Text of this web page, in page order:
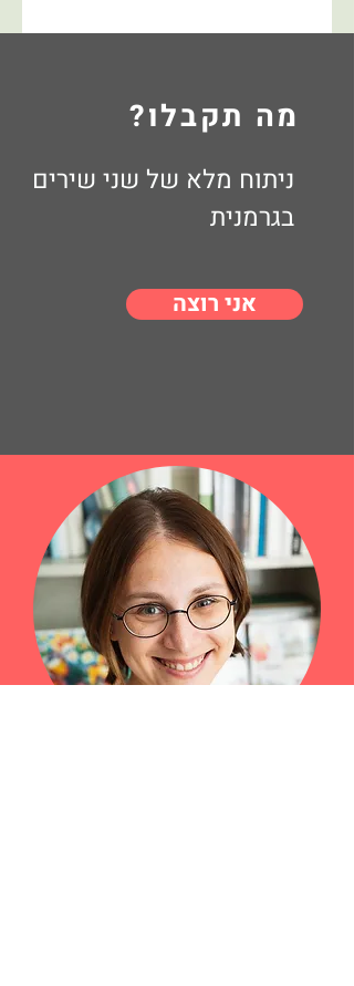
מה תקבלו?
ניתוח מלא של שני שירים
בגרמנית
אני רוצה